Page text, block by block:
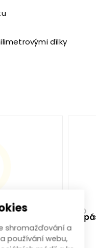
dílky
12.5 mm
12,5 mm
shromažďování a
používání webu,